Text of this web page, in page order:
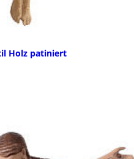
Holz patiniert